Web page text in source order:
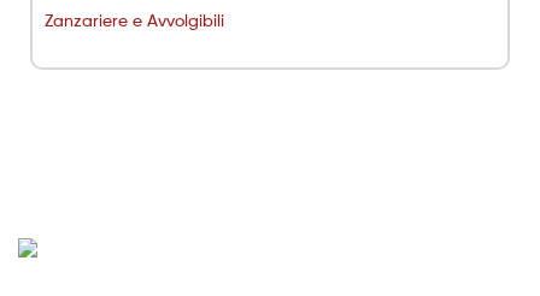
Zanzariere e Avvolgibili